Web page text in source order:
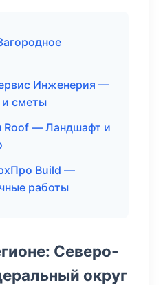
Инженерия —
и сметы
— Ландшафт и
Build —
работы
Северо-
округ